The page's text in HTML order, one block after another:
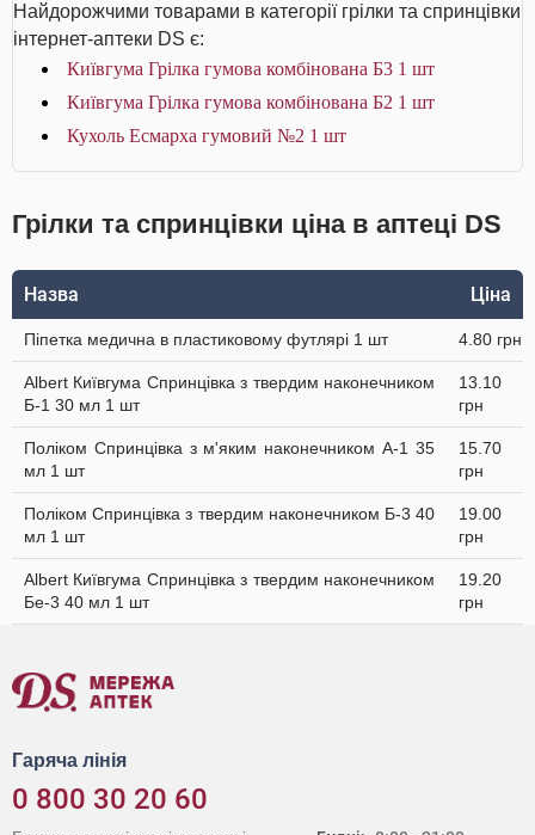
Найдорожчими товарами в категорії грілки та спринцівки
інтернет-аптеки DS є:
Київгума Грілка гумова комбінована Б3 1 шт
Київгума Грілка гумова комбінована Б2 1 шт
Кухоль Есмарха гумовий №2 1 шт
Грілки та спринцівки ціна в аптеці DS
Назва Ціна
Піпетка медична в пластиковому футлярі 1 шт 4.80 грн
Albert Київгума Спринцівка з твердим наконечником
Б-1 30 мл 1 шт
13.10
грн
Поліком Спринцівка з м'яким наконечником А-1 35
мл 1 шт
15.70
грн
Поліком Спринцівка з твердим наконечником Б-3 40
мл 1 шт
19.00
грн
Albert Київгума Спринцівка з твердим наконечником
Бе-3 40 мл 1 шт
19.20
грн
Гаряча лінія
0 800 30 20 60